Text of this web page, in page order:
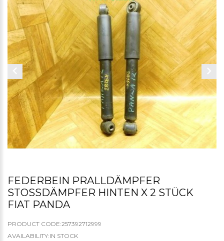
FEDERBEIN PRALLDÄMPFER
STOSSDÄMPFER HINTEN X 2 STÜCK F
IAT PANDA
PRODUCT CODE:257392712999
AVAILABILITY:IN STOCK